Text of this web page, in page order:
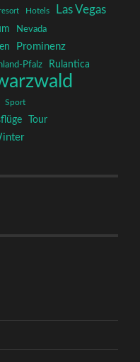
Hotels
Las Vegas
Nevada
Prominenz
Pfalz Rulantica
Sport
Tour